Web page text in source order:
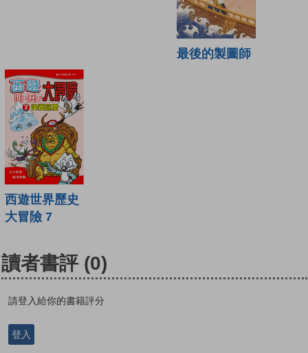
最後的製圖師
西遊世界歷史
大冒險 7
讀者書評 (0)
請登入給你的書籍評分
登入